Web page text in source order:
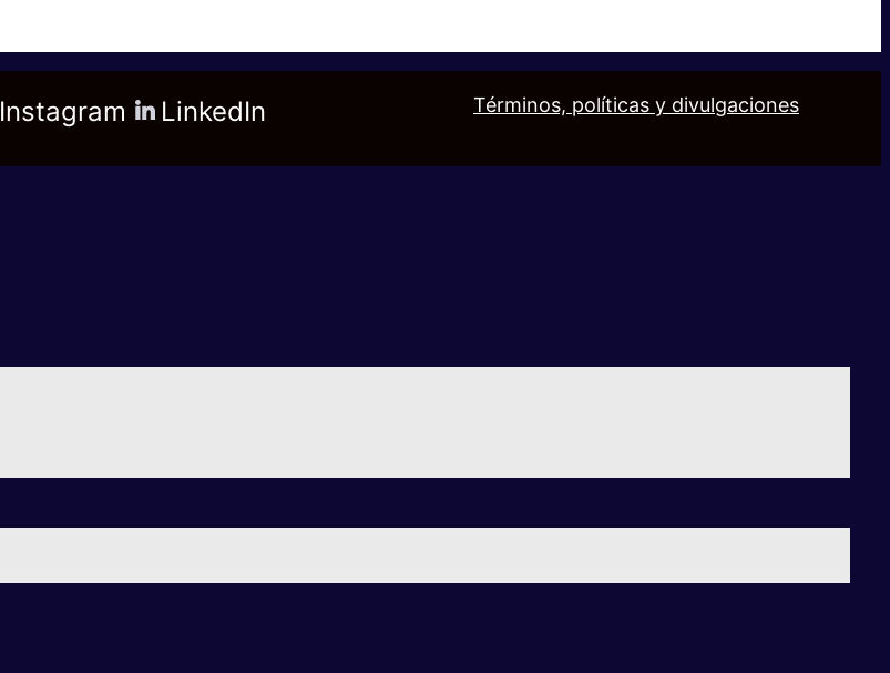
Instagram LinkedIn Términos, políticas y divulgaciones